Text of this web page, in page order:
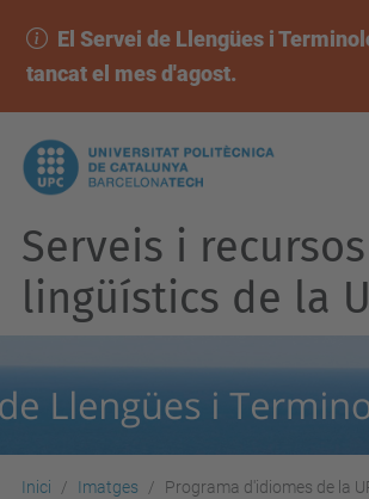
El Servei de Llengües i
tancat el mes d'agost.
Serveis i recursos
lingüístics de la
Inici Imatges Programa d'idiomes de la